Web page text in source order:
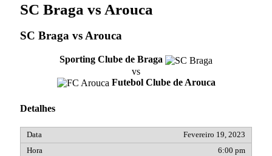
SC Braga vs Arouca
SC Braga vs Arouca
Sporting Clube de Braga
vs
Futebol Clube de Arouca
Detalhes
Fevereiro 19, 2023
6:00 pm